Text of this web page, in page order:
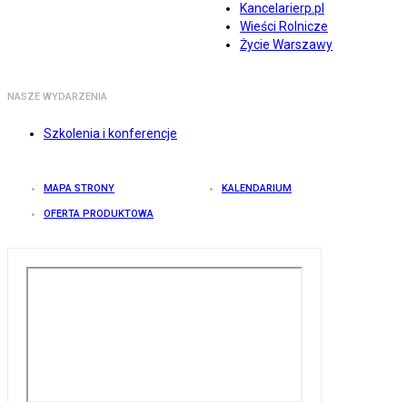
Kancelarierp.pl
Wieści Rolnicze
Życie Warszawy
NASZE WYDARZENIA
Szkolenia i konferencje
MAPA STRONY KALENDARIUM
OFERTA PRODUKTOWA